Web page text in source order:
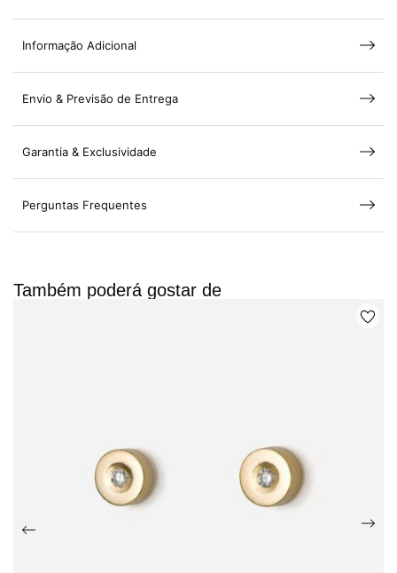
Informação Adicional
Envio & Previsão de Entrega
Garantia & Exclusividade
Perguntas Frequentes
Também poderá gostar de